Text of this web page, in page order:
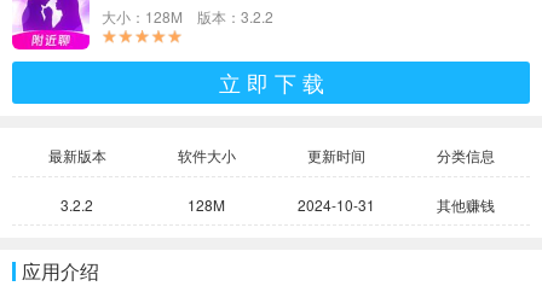
大小：128M 版本：3.2.2
立 即 下 载
最新版本 软件大小 更新时间 分类信息
3.2.2 128M 2024-10-31 其他赚钱
应用介绍